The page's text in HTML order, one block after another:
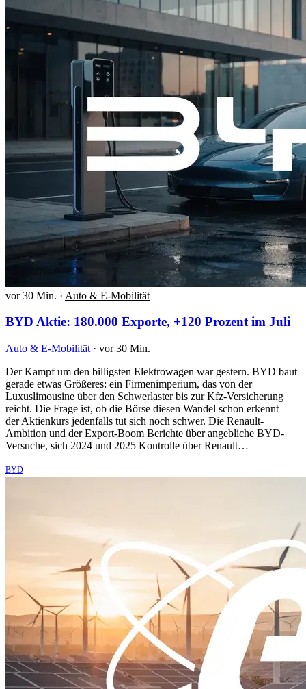
vor 30 Min. · Auto & E-Mobilität
BYD Aktie: 180.000 Exporte, +120 Prozent im Juli
Auto & E-Mobilität · vor 30 Min.
Der Kampf um den billigsten Elektrowagen war gestern. BYD baut
gerade etwas Größeres: ein Firmenimperium, das von der
Luxuslimousine über den Schwerlaster bis zur Kfz-Versicherung
reicht. Die Frage ist, ob die Börse diesen Wandel schon erkennt —
der Aktienkurs jedenfalls tut sich noch schwer. Die Renault-
Ambition und der Export-Boom Berichte über angebliche BYD-
Versuche, sich 2024 und 2025 Kontrolle über Renault…
BYD